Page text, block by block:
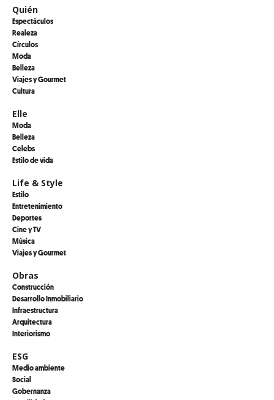
Quién
Espectáculos
Realeza
Círculos
Moda
Belleza
Viajes y Gourmet
Cultura
Elle
Moda
Belleza
Celebs
Estilo de vida
Life & Style
Estilo
Entretenimiento
Deportes
Cine y TV
Música
Viajes y Gourmet
Obras
Construcción
Desarrollo Inmobiliario
Infraestructura
Arquitectura
Interiorismo
ESG
Medio ambiente
Social
Gobernanza